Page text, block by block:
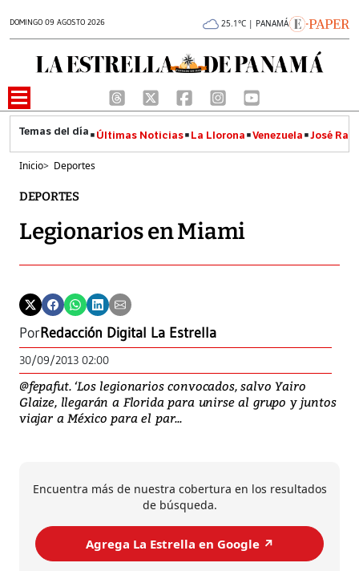
DOMINGO 09 AGOSTO 2026 25.1°C | PANAMÁ
Últimas Noticias La Llorona Venezuela José
Inicio> Deportes
DEPORTES
Legionarios en Miami
PorRedacción Digital La Estrella
30/09/2013 02:00
@fepafut. ‘Los legionarios convocados, salvo Yairo
Glaize, llegarán a Florida para unirse al grupo y juntos
viajar a México para el par...
Encuentra más de nuestra cobertura en los resultados
de búsqueda.
Agrega La Estrella en Google ↗️